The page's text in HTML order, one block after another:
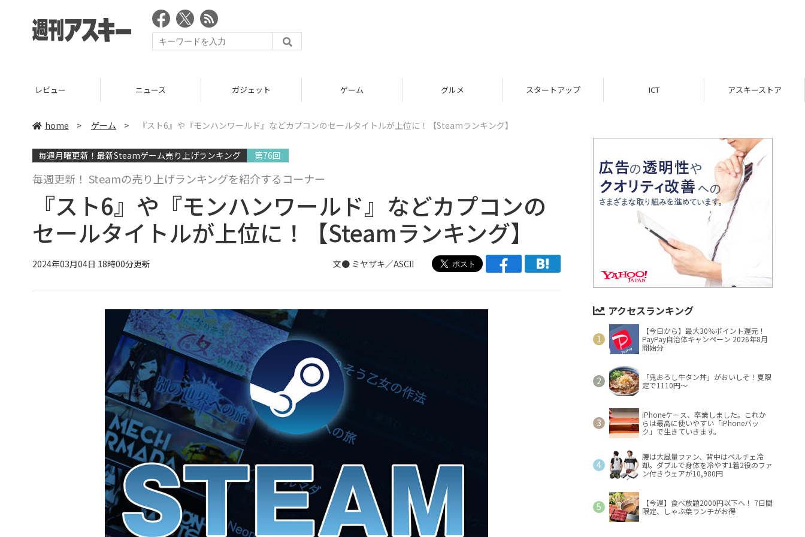
ニュース ガジェット ゲーム グルメ スタートアップ ICT アスキーストア インフォメーション
home > ゲーム > 『スト6』や『モンハンワールド』などカプコンのセールタイトルが上位に！【Steamランキング】
毎週月曜更新！最新Steamゲーム売り上げランキング 第76回
毎週更新！ Steamの売り上げランキングを紹介するコーナー
『スト6』や『モンハンワールド』などカプコンの
セールタイトルが上位に！【Steamランキング】
2024年03月04日 18時00分更新 文● ミヤザキ／ASCII
アクセスランキング
【今日から】最大30％ポイント還元！
PayPay自治体キャンペーン 2026年8月
開始分
「鬼おろし牛タン丼」がおいしそ！夏限
定で1110円～
iPhoneケース、卒業しました。これか
らは最高に使いやすい「iPhoneバッ
ク」で生きていきます。
腰は大風量ファン、背中はペルチェ冷
却。ダブルで身体を冷やす1着2役のファ
ン付きウェアが10,980円
【今週】食べ放題2000円以下へ！ 7日間
限定、しゃぶ葉ランチがお得